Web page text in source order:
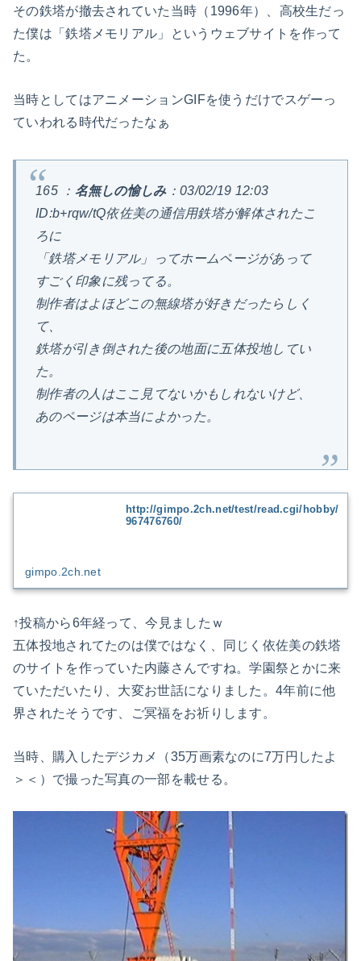
その鉄塔が撤去されていた当時（1996年）、高校生だっ
た僕は「鉄塔メモリアル」というウェブサイトを作って
た。
当時としてはアニメーションGIFを使うだけでスゲーっ
ていわれる時代だったなぁ
165 ： 名無しの愉しみ：03/02/19 12:03
ID:b+rqw/tQ依佐美の通信用鉄塔が解体されたこ
ろに
「鉄塔メモリアル」ってホームページがあって
すごく印象に残ってる。
制作者はよほどこの無線塔が好きだったらしく
て、
鉄塔が引き倒された後の地面に五体投地してい
た。
制作者の人はここ見てないかもしれないけど、
あのページは本当によかった。
http://gimpo.2ch.net/test/read.cgi/hobby/
967476760/
gimpo.2ch.net
↑投稿から6年経って、今見ましたｗ
五体投地されてたのは僕ではなく、同じく依佐美の鉄塔
のサイトを作っていた内藤さんですね。学園祭とかに来
ていただいたり、大変お世話になりました。4年前に他
界されたそうです、ご冥福をお祈りします。
当時、購入したデジカメ（35万画素なのに7万円したよ
＞＜）で撮った写真の一部を載せる。